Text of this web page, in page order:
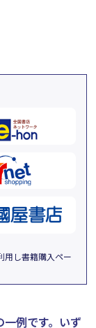
用し書籍購入ペー
例です。 いず